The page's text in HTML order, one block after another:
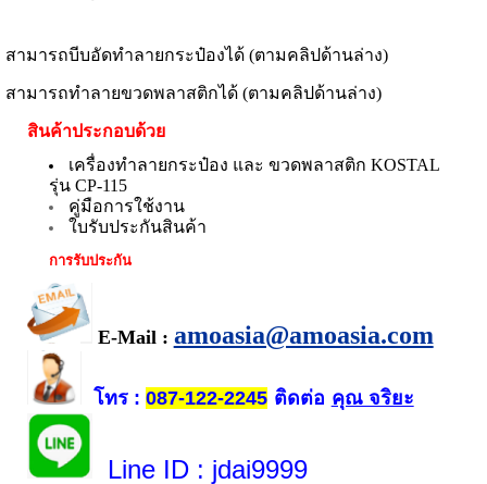
สามารถบีบอัดทำลายกระป๋องได้ (ตามคลิปด้านล่าง)
สามารถทำลายขวดพลาสติกได้ (ตามคลิปด้านล่าง)
สินค้าประกอบด้วย
เครื่องทำลายกระป๋อง และ ขวดพลาสติก KOSTAL
รุ่น CP-115
คู่มือการใช้งาน
ใบรับประกันสินค้า
การรับประกัน
E-Mail : amoasia@amoasia.com
โทร: 087-122-2245ติดต่อ คุณ จริยะ
Line ID : jdai9999